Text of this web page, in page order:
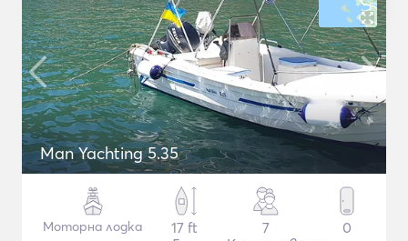
Man Yachting 5.35
Моторна лодка
17 ft
7
0